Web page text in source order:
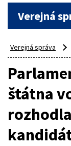
Verejná
Verejná správa
štátna